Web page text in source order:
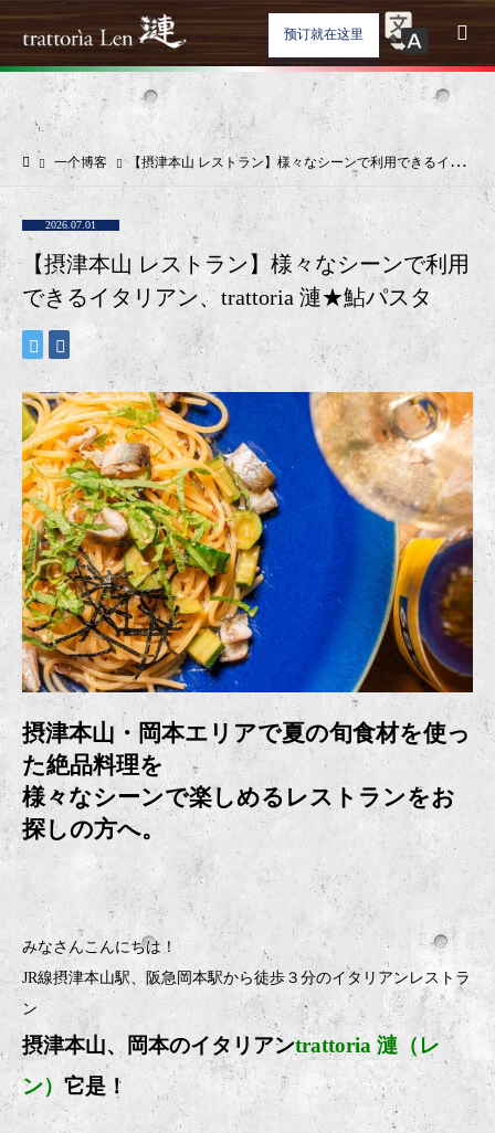
预订就在这里
一个博客 【摂津本山 レストラン】様々なシーンで利用できるイタリアン、trattoria 漣★鮎パスタ
2026.07.01
【摂津本山 レストラン】様々なシーンで利用
できるイタリアン、trattoria 漣★鮎パスタ
摂津本山・岡本エリアで夏の旬食材を使っ
た絶品料理を
様々なシーンで楽しめるレストランをお
探しの方へ。
みなさんこんにちは！
JR線摂津本山駅、阪急岡本駅から徒歩３分のイタリアンレストラ
ン
摂津本山、岡本のイタリアンtrattoria 漣（レ
ン） 它是！